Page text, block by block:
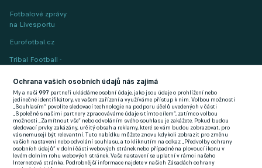
Fotbalové zprávy
na Livesportu
Eurofotbal.cz
Tribal Football -
(EN)
FlashFutbal (SK)
Tenisportal.cz
Tenisové zprávy
na Livesportu
Ochrana vašich osobních údajů nás zajímá
My a naši997 partneři ukládáme osobní údaje, jako jsou údaje o prohlížení nebo
jedinečné identifikátory, ve vašem zařízení a využíváme přístup k nim. Volbou možnosti
„Souhlasím“ povolíte sledovací technologie na podporu účelů uvedených v části
„Společně s našimi partnery zpracováváme údaje s tímto cílem“, zatímco volbou
možnosti „Zamítnout vše“ nebo odvoláním svého souhlasu je zakážete. Pokud budou
sledovací prvky zakázány, určitý obsah a reklamy, které se vám budou zobrazovat, pro
vás nemusejí být relevantní. Tuto nabídku můžete znovu kdykoli zobrazit pro změnu
vašich nastavení nebo odvolání souhlasu, a to kliknutím na odkaz „Předvolby ochrany
osobních údajů“ v dolní části webových stránek nebo případně na plovoucí ikonu v
levém dolním rohu webových stránek. Vaše nastavení se uplatní v rámci našeho
Internetová stránka. Podrobnější informace najdete v našich Zásadách ochrany